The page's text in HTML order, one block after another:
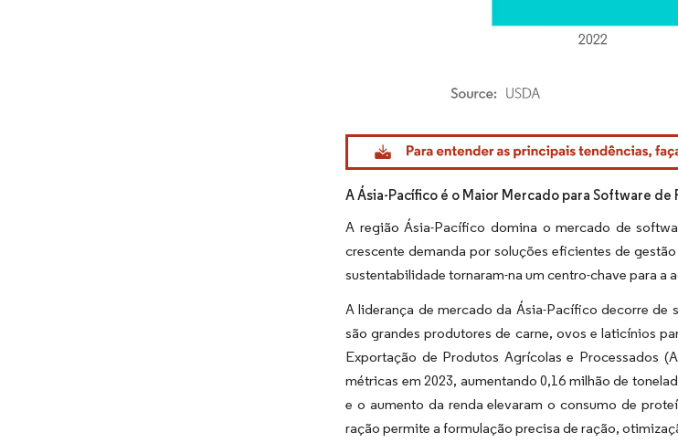
Imagem © Mordor Intelligence. O reuso requer atribuição conforme
A Ásia-Pacífico é o Maior Mercado para Software de
A região Ásia-Pacífico domina o mercado de
crescente demanda por soluções eficientes de
sustentabilidade tornaram-na um centro-chave para a
A liderança de mercado da Ásia-Pacífico decorre de
são grandes produtores de carne, ovos e laticínios
Exportação de Produtos Agrícolas e Processados
métricas em 2023, aumentando 0,16 milhão de
e o aumento da renda elevaram o consumo de
ração permite a formulação precisa de ração,